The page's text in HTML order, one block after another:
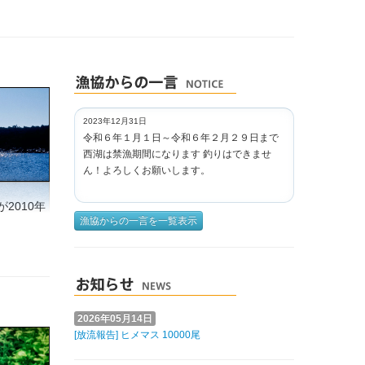
2010年
2023年12月31日
令和６年１月１日～令和６年２月２９日まで
西湖は禁漁期間になります 釣りはできませ
ん！よろしくお願いします。
漁協からの一言を一覧表示
2026年05月14日
[放流報告] ヒメマス 10000尾